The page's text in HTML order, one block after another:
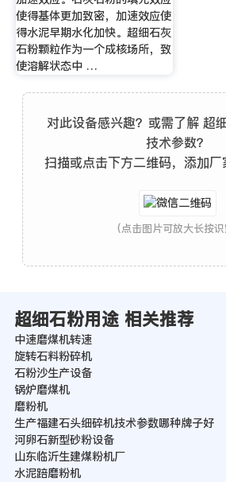
使得基体更加致密，加速效应使
得水泥早期水化加快。超细石灰
石粉颗粒作为一个成核场所，致
使溶解状态中 …
对此设备感兴趣？或需了解 超
技术参数？
扫描或点击下方二维码，添加厂
(点击图片可放大长按
超细石粉用途 相关推荐
中速磨煤机转速
旋转石料粉碎机
石粉沙生产设备
锅炉磨煤机
磨粉机
生产福建石头细碎机技术参数哪种牌子好
河卵石新型砂粉设备
山东临沂生建煤粉机厂
水泥踣磨粉机